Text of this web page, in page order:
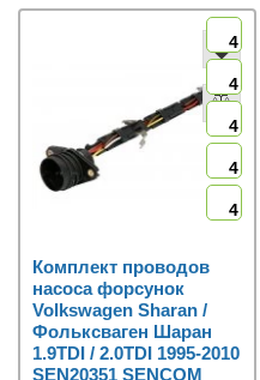
4
4
4
4
4
Комплект проводов
насоса форсунок
Volkswagen Sharan /
Фольксваген Шаран
1.9TDI / 2.0TDI 1995-2010
SEN20351 SENCOM